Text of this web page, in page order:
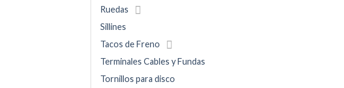
Ruedas
Sillines
Tacos de Freno
Terminales Cables y Fundas
Tornillos para disco